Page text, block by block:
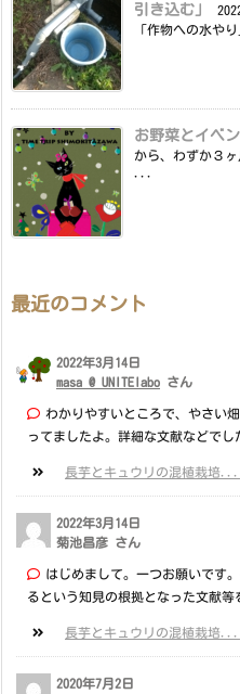
引き込む」
「作物への水や
お野菜とイベ
から、わずか３
最近のコメント
2022年3月14日
masa @ UNITElabo さん
わかりやすいところで、やさい
ってましたよ。詳細な文献などで
長芋とキュウリの混植栽培...
2022年3月14日
菊池昌彦 さん
はじめまして。一つお願いです
るという知見の根拠となった文献
長芋とキュウリの混植栽培...
2020年7月2日